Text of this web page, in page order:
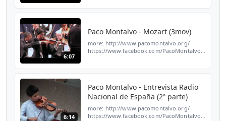
6:07
Paco Montalvo - Mozart (3mov)
more: http://www.pacomontalvo.org/
https://www.facebook.com/PacoMontalvo.Official
6:14
Paco Montalvo - Entrevista Radio
Nacional de España (2ª parte)
more: http://www.pacomontalvo.org/
https://www.facebook.com/PacoMontalvo.Official